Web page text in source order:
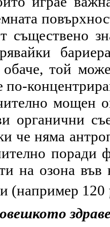
съществено
той
по-
мощен
органични
че няма
на озона
(например 120